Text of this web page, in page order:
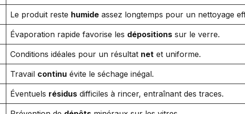
Le produit reste humide assez longtemps pour un nettoyage
Évaporation rapide favorise les dépositions sur le verre.
Conditions idéales pour un résultat net et uniforme.
Travail continu évite le séchage inégal.
Éventuels résidus difficiles à rincer, entraînant des traces.